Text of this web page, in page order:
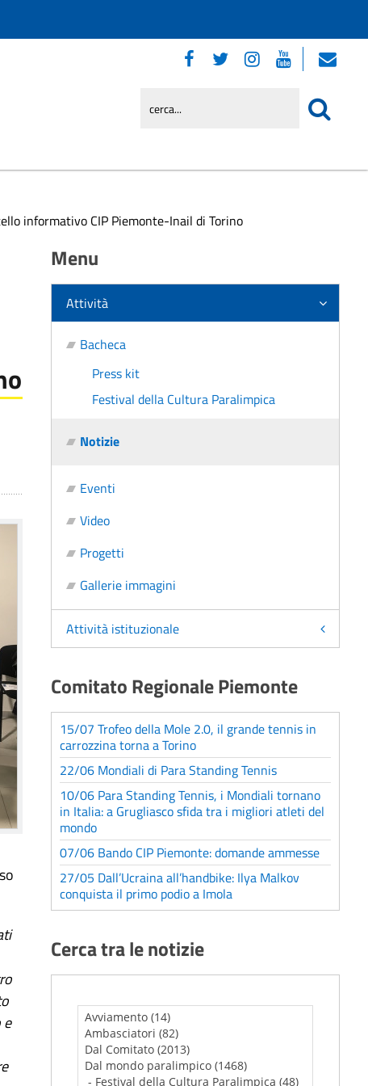
informativo CIP Piemonte-Inail di Torino
Menu
Attività
Bacheca
Press kit
Festival della Cultura Paralimpica
Notizie
Eventi
Video
Progetti
Gallerie immagini
Attività istituzionale
Comitato Regionale Piemonte
15/07 Trofeo della Mole 2.0, il grande tennis in
carrozzina torna a Torino
22/06 Mondiali di Para Standing Tennis
10/06 Para Standing Tennis, i Mondiali tornano
in Italia: a Grugliasco sfida tra i migliori atleti del
mondo
07/06 Bando CIP Piemonte: domande ammesse
27/05 Dall’Ucraina all’handbike: Ilya Malkov
conquista il primo podio a Imola
Cerca tra le notizie